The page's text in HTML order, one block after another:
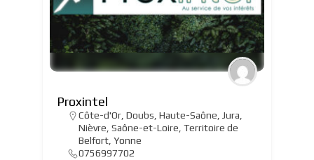
Proxintel
Côte-d'Or, Doubs, Haute-Saône, Jura,
Nièvre, Saône-et-Loire, Territoire de
Belfort, Yonne
0756997702